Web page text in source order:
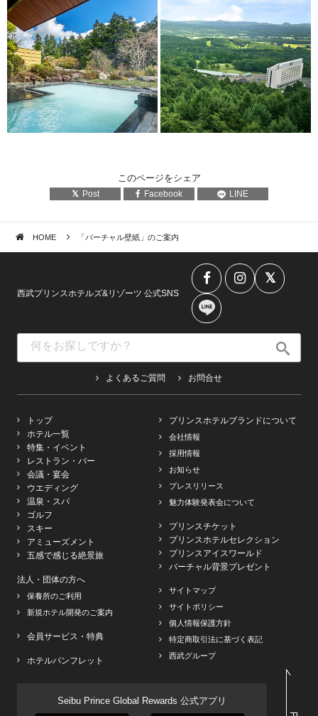
このページをシェア
Post Facebook LINE
HOME 「バーチャル壁紙」のご案内
西武プリンスホテルズ&リゾーツ 公式SNS
よくあるご質問 お問合せ
トップ
ホテル一覧
特集・イベント
レストラン・バー
会議・宴会
ウエディング
温泉・スパ
ゴルフ
スキー
アミューズメント
五感で感じる絶景旅
法人・団体の方へ
保養所のご利用
新規ホテル開発のご案内
会員サービス・特典
ホテルパンフレット
プリンスホテルブランドについて
会社情報
採用情報
お知らせ
プレスリリース
魅力体験発表会について
プリンスチケット
プリンスホテルセレクション
プリンスアイスワールド
バーチャル背景プレゼント
サイトマップ
サイトポリシー
個人情報保護方針
特定商取引法に基づく表記
西武グループ
Seibu Prince Global Rewards 公式アプリ